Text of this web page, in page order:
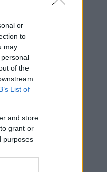
or
to
may
of the
List of
and store
grant or
purposes